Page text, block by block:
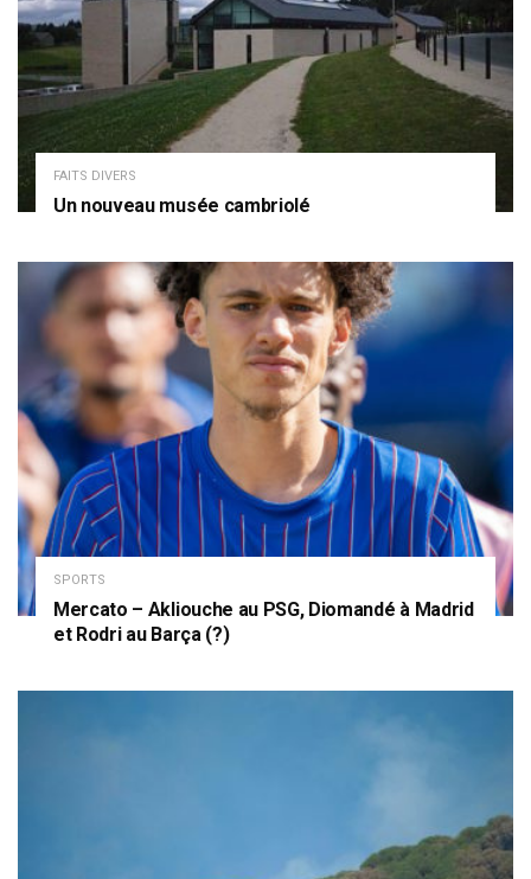
FAITS DIVERS
Un nouveau musée cambriolé
SPORTS
Mercato – Akliouche au PSG, Diomandé à Madrid
et Rodri au Barça (?)